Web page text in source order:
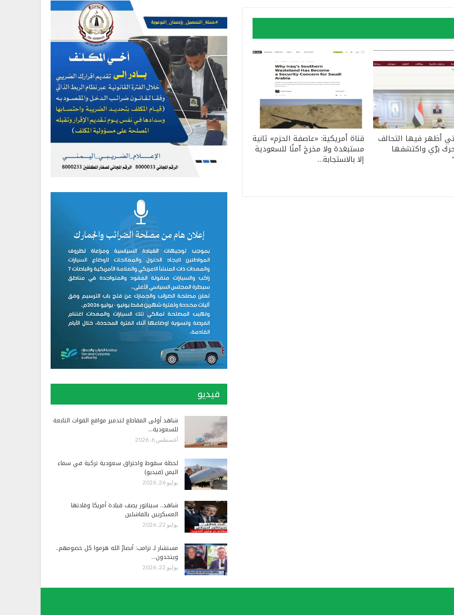
أظهر فيها التحالف
برّي واكتشفها
قناة أمريكية: «عاصفة الحزم» ثانية
مستبعَدة ولا مخرجَ آمنًا للسعودية
إلا بالاستجابة…
فيديو
شاهد أولى المقاطع لتدمير مواقع القوات التابعة
للسعودية…
أغسطس 6, 2026
لحظة سقوط واحتراق سعودية تركية في سماء
اليمن (فيديو)
يوليو 26, 2026
شاهد.. سيناتور يصف قيادة أمريكا وقادتها
العسكريين بالفاشلين
يوليو 22, 2026
مستشار لـ ترامب: أنصارُ الله هزموا كل خصومهم..
ويتحدون…
يوليو 22, 2026